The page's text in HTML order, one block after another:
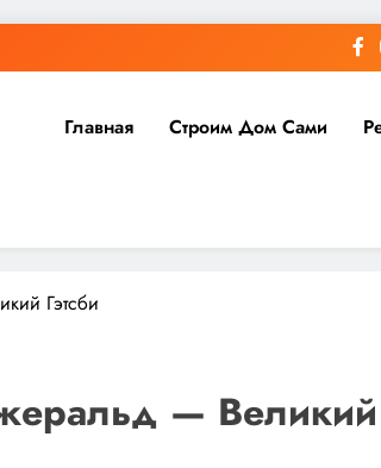
Главная Строим Дом Сами
Гэтсби
— Великий